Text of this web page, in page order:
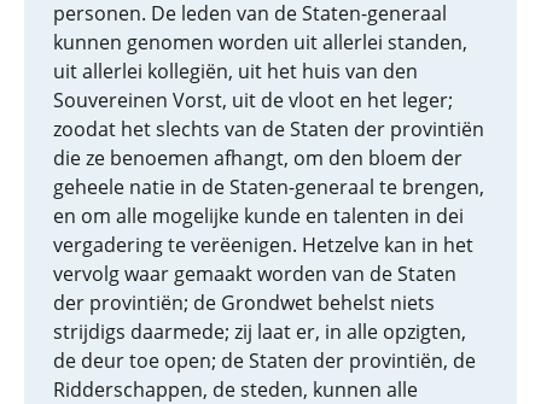
personen. De leden van de Staten-generaal
kunnen genomen worden uit allerlei standen,
uit allerlei kollegiën, uit het huis van den
Souvereinen Vorst, uit de vloot en het leger;
zoodat het slechts van de Staten der provintiën
die ze benoemen afhangt, om den bloem der
geheele natie in de Staten-generaal te brengen,
en om alle mogelijke kunde en talenten in dei
vergadering te verëenigen. Hetzelve kan in het
vervolg waar gemaakt worden van de Staten
der provintiën; de Grondwet behelst niets
strijdigs daarmede; zij laat er, in alle opzigten,
de deur toe open; de Staten der provintiën, de
Ridderschappen, de steden, kunnen alle